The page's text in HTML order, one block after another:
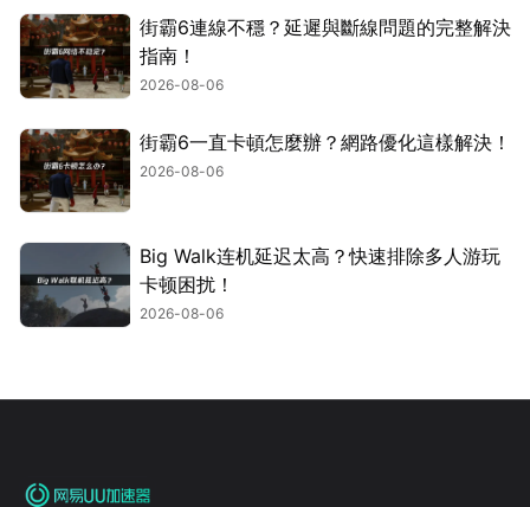
街霸6連線不穩？延遲與斷線問題的完整解決
指南！
2026-08-06
街霸6一直卡頓怎麼辦？網路優化這樣解決！
2026-08-06
Big Walk连机延迟太高？快速排除多人游玩
卡顿困扰！
2026-08-06